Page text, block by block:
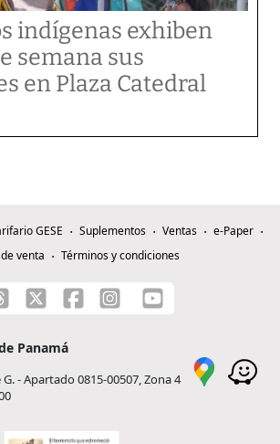
indígenas exhiben
semana sus
en Plaza Catedral
GESE Suplementos Ventas
e-Paper
venta
Términos y condiciones
Panamá
- Apartado 0815-00507, Zona 4